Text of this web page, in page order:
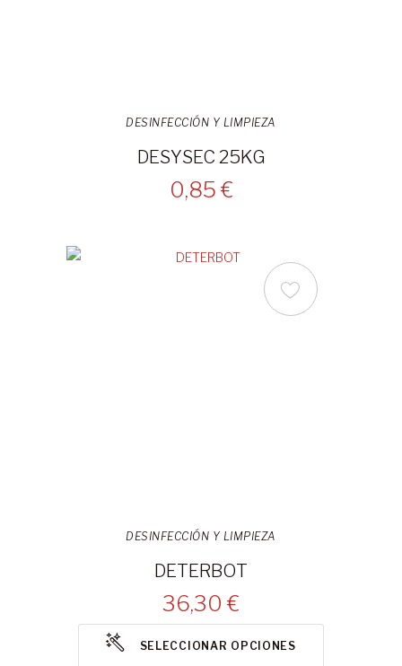
DESINFECCIÓN Y LIMPIEZA
DESYSEC 25KG
0,85 €
DESINFECCIÓN Y LIMPIEZA
DETERBOT
36,30 €
SELECCIONAR OPCIONES